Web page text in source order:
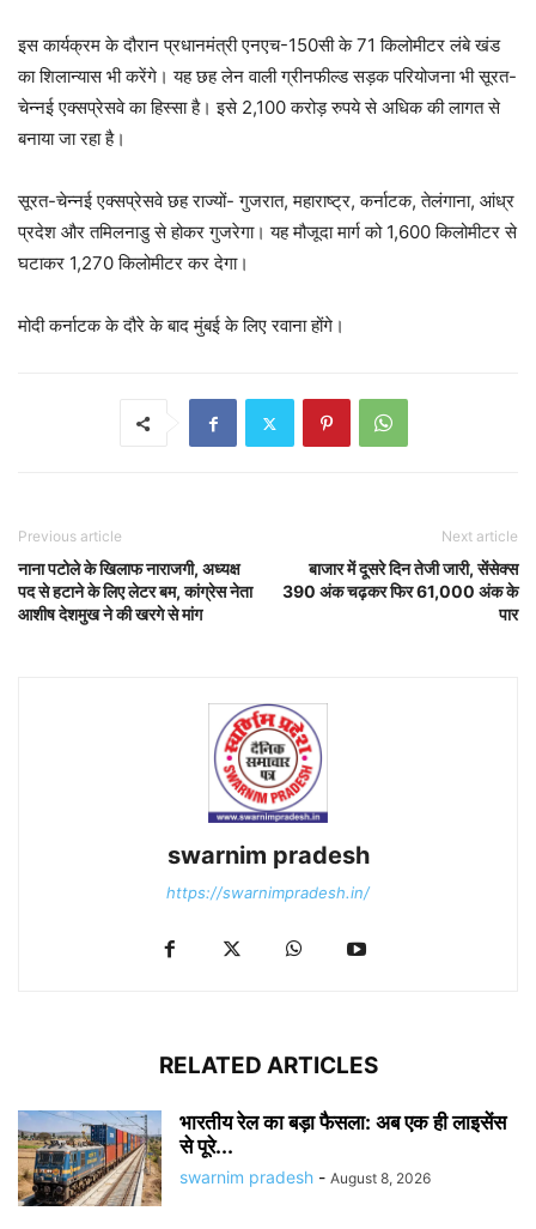
इस कार्यक्रम के दौरान प्रधानमंत्री एनएच-150सी के 71 किलोमीटर लंबे खंड
का शिलान्यास भी करेंगे। यह छह लेन वाली ग्रीनफील्ड सड़क परियोजना भी सूरत-
चेन्नई एक्सप्रेसवे का हिस्सा है। इसे 2,100 करोड़ रुपये से अधिक की लागत से
बनाया जा रहा है।
सूरत-चेन्नई एक्सप्रेसवे छह राज्यों- गुजरात, महाराष्ट्र, कर्नाटक, तेलंगाना, आंध्र
प्रदेश और तमिलनाडु से होकर गुजरेगा। यह मौजूदा मार्ग को 1,600 किलोमीटर से
घटाकर 1,270 किलोमीटर कर देगा।
मोदी कर्नाटक के दौरे के बाद मुंबई के लिए रवाना होंगे।
Previous article
नाना पटोले के खिलाफ नाराजगी, अध्यक्ष
पद से हटाने के लिए लेटर बम, कांग्रेस नेता
आशीष देशमुख ने की खरगे से मांग
Next article
बाजार में दूसरे दिन तेजी जारी, सेंसेक्स
390 अंक चढ़कर फिर 61,000 अंक के
पार
swarnim pradesh
https://swarnimpradesh.in/
RELATED ARTICLES
भारतीय रेल का बड़ा फैसला: अब एक ही लाइसेंस
से पूरे...
swarnim pradesh - August 8, 2026